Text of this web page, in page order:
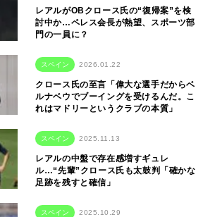
レアルがOBクロース氏の“復帰案”を検
討中か…ペレス会長が熱望、スポーツ部
門の一員に？
スペイン 2026.01.22
クロース氏の至言「偉大な選手だからベ
ルナベウでブーイングを受けるんだ。こ
れはマドリーというクラブの本質」
スペイン 2025.11.13
レアルの中盤で存在感増すギュレ
ル…“先輩”クロース氏も太鼓判「確かな
足跡を残すと確信」
スペイン 2025.10.29